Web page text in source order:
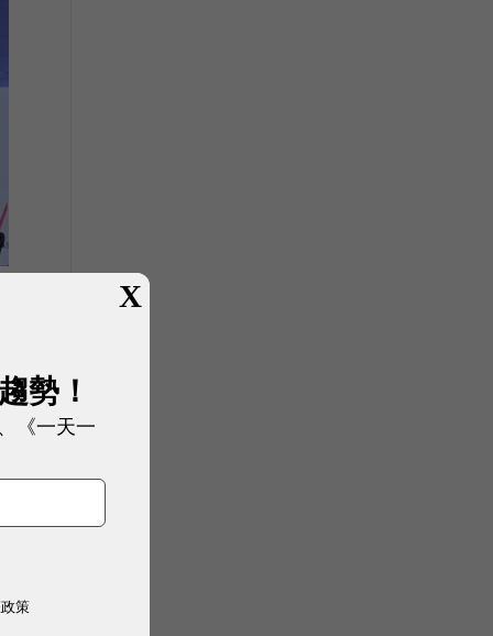
X
勢！
《一天一
策